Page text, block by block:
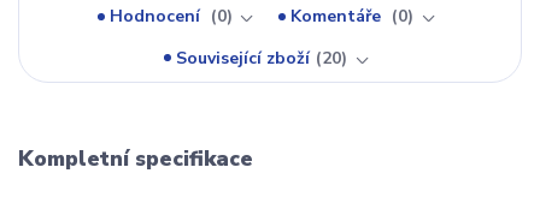
Hodnocení 0 Komentáře
0
Související zboží 20
Kompletní specifikace